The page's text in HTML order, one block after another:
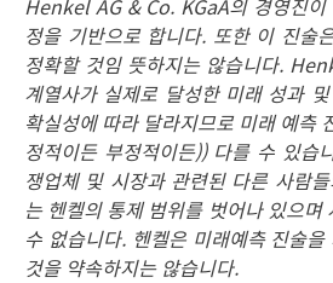
Henkel AG & Co. KGaA의 경영진이
정을 기반으로 합니다. 또한 이 진술
정확할 것임 뜻하지는 않습니다.
계열사가 실제로 달성한 미래 성과
확실성에 따라 달라지므로 미래 예측
정적이든 부정적이든)) 다를 수 있습
쟁업체 및 시장과 관련된 다른 사람
는 헨켈의 통제 범위를 벗어나 있으며
수 없습니다. 헨켈은 미래예측 진술
것을 약속하지는 않습니다.